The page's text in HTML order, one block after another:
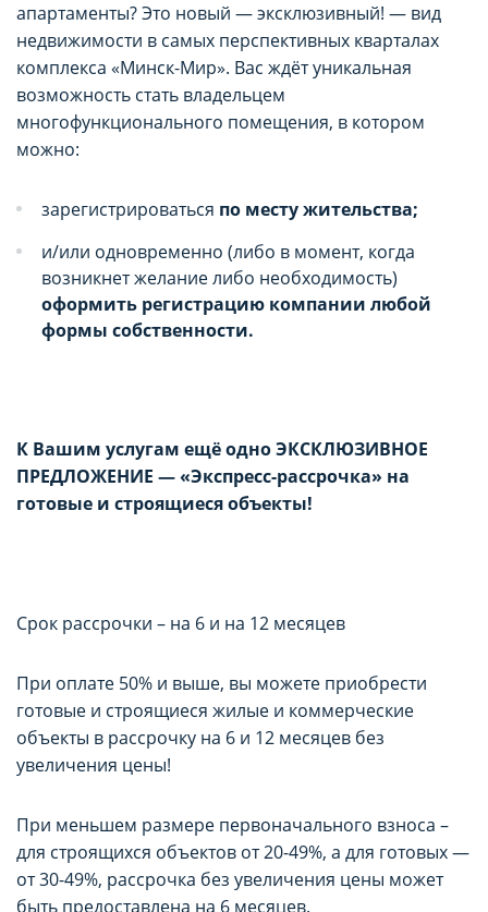
апартаменты? Это новый — эксклюзивный! — вид
недвижимости в самых перспективных кварталах
комплекса «Минск-Мир». Вас ждёт уникальная
возможность стать владельцем
многофункционального помещения, в котором
можно:
зарегистрироваться по месту жительства;
и/или одновременно (либо в момент, когда
возникнет желание либо необходимость)
оформить регистрацию компании любой
формы собственности.
К Вашим услугам ещё одно ЭКСКЛЮЗИВНОЕ
ПРЕДЛОЖЕНИЕ — «Экспресс-рассрочка» на
готовые и строящиеся объекты!
Срок рассрочки – на 6 и на 12 месяцев
При оплате 50% и выше, вы можете приобрести
готовые и строящиеся жилые и коммерческие
объекты в рассрочку на 6 и 12 месяцев без
увеличения цены!
При меньшем размере первоначального взноса –
для строящихся объектов от 20-49%, а для готовых —
от 30-49%, рассрочка без увеличения цены может
быть предоставлена на 6 месяцев.